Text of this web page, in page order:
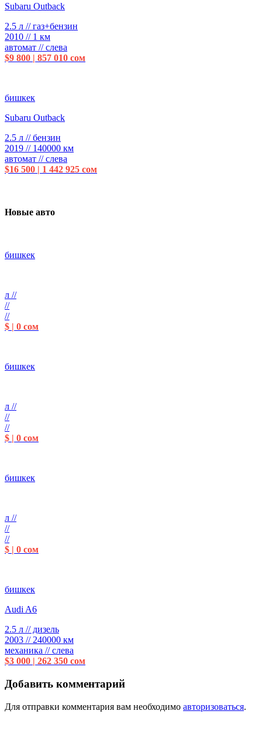
Subaru Outback
2.5 л // газ+бензин
2010 // 1 км
автомат // слева
$9 800 | 857 010 сом
бишкек
Subaru Outback
2.5 л // бензин
2019 // 140000 км
автомат // слева
$16 500 | 1 442 925 сом
Новые авто
бишкек
л //
//
//
$ | 0 сом
бишкек
л //
//
//
$ | 0 сом
бишкек
л //
//
//
$ | 0 сом
бишкек
Audi A6
2.5 л // дизель
2003 // 240000 км
механика // слева
$3 000 | 262 350 сом
Добавить комментарий
Для отправки комментария вам необходимо авторизоваться.